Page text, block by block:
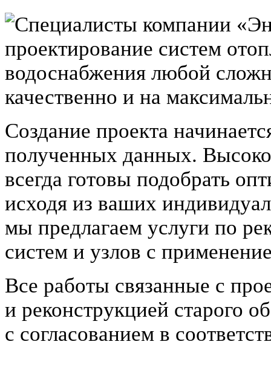
Специалисты компании «
проектирование систем
водоснабжения любой
качественно и на
Создание проекта
полученных данных.
всегда готовы подобрать
исходя из ваших
мы предлагаем услуги по
систем и узлов с
Все работы связанные с
и реконструкцией старого
с согласованием в